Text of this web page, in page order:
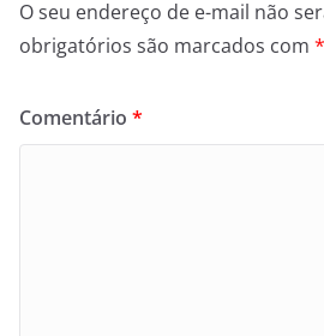
O seu endereço de e-mail não
obrigatórios são marcados com *
Comentário *